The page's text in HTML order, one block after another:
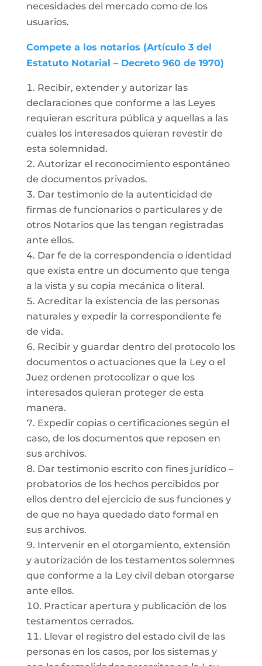
necesidades del mercado como de los
usuarios.
Compete a los notarios (Artículo 3 del
Estatuto Notarial – Decreto 960 de 1970)
Recibir, extender y autorizar las
declaraciones que conforme a las Leyes
requieran escritura pública y aquellas a las
cuales los interesados quieran revestir de
esta solemnidad.
Autorizar el reconocimiento espontáneo
de documentos privados.
Dar testimonio de la autenticidad de
firmas de funcionarios o particulares y de
otros Notarios que las tengan registradas
ante ellos.
Dar fe de la correspondencia o identidad
que exista entre un documento que tenga
a la vista y su copia mecánica o literal.
Acreditar la existencia de las personas
naturales y expedir la correspondiente fe
de vida.
Recibir y guardar dentro del protocolo los
documentos o actuaciones que la Ley o el
Juez ordenen protocolizar o que los
interesados quieran proteger de esta
manera.
Expedir copias o certificaciones según el
caso, de los documentos que reposen en
sus archivos.
Dar testimonio escrito con fines jurídico –
probatorios de los hechos percibidos por
ellos dentro del ejercicio de sus funciones y
de que no haya quedado dato formal en
sus archivos.
Intervenir en el otorgamiento, extensión
y autorización de los testamentos solemnes
que conforme a la Ley civil deban otorgarse
ante ellos.
Practicar apertura y publicación de los
testamentos cerrados.
Llevar el registro del estado civil de las
personas en los casos, por los sistemas y